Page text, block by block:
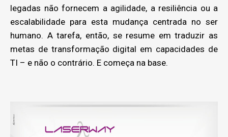
legadas não fornecem a agilidade, a resiliência ou a
escalabilidade para esta mudança centrada no ser
humano. A tarefa, então, se resume em traduzir as
metas de transformação digital em capacidades de
TI – e não o contrário. E começa na base.